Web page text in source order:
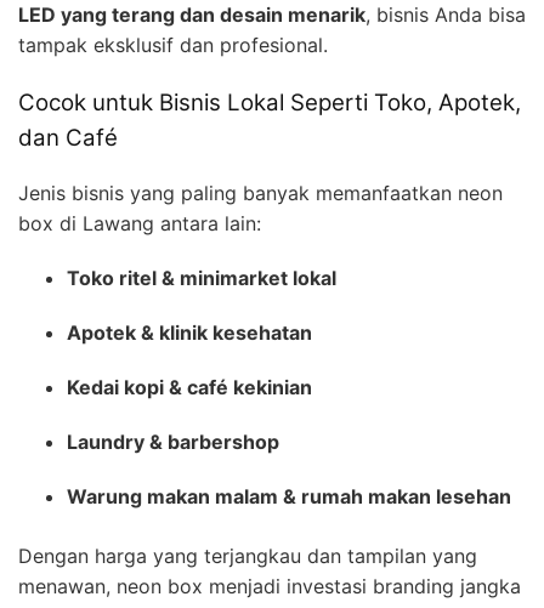
LED yang terang dan desain menarik, bisnis Anda bisa
tampak eksklusif dan profesional.
Cocok untuk Bisnis Lokal Seperti Toko, Apotek,
dan Café
Jenis bisnis yang paling banyak memanfaatkan neon
box di Lawang antara lain:
Toko ritel & minimarket lokal
Apotek & klinik kesehatan
Kedai kopi & café kekinian
Laundry & barbershop
Warung makan malam & rumah makan lesehan
Dengan harga yang terjangkau dan tampilan yang
menawan, neon box menjadi investasi branding jangka